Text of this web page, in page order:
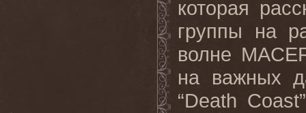
которая
группы на
волне
на важных
“Death